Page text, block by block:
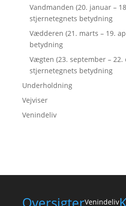
Vandmanden (20. januar –
stjernetegnets betydning
Vædderen (21. marts – 19.
betydning
Vægten (23. september – 22.
stjernetegnets betydning
Underholdning
Vejviser
Venindeliv
OversigterVenindeliv